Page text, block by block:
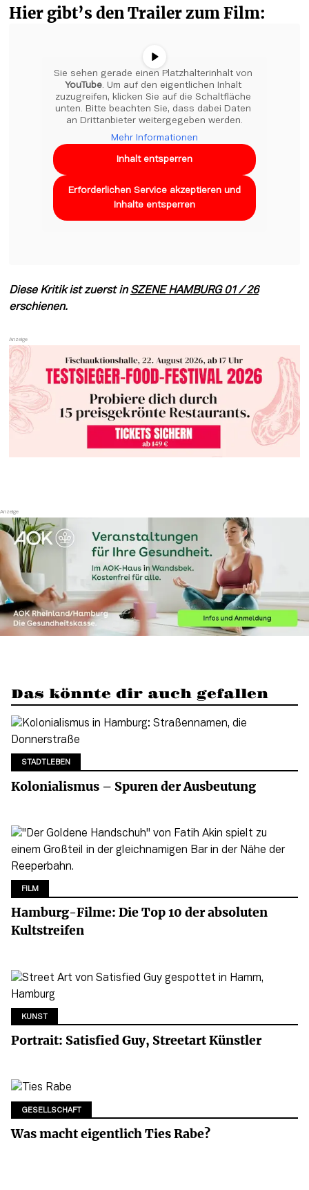
Hier gibt’s den Trailer zum Film:
YouTube . Um auf den eigentlichen Inhalt
zuzugreifen, klicken Sie auf die Schaltfläche
unten. Bitte beachten Sie, dass dabei Daten
an Drittanbieter weitergegeben werden.
Mehr Informationen
Inhalt entsperren
Erforderlichen Service akzeptieren und
Inhalte entsperren
Diese Kritik ist zuerst in SZENE HAMBURG 01 / 26
erschienen.
Das könnte dir auch gefallen
STADTLEBEN
Kolonialismus – Spuren der Ausbeutung
FILM
Hamburg-Filme: Die Top 10 der absoluten
Kultstreifen
KUNST
Portrait: Satisfied Guy, Streetart Künstler
GESELLSCHAFT
Was macht eigentlich Ties Rabe?